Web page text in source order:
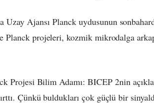
Uzay AjansıPlanck uydusunun
Planck projeleri, kozmik mikrodalga
Projesi Bilim Adamı:  BICEP2nin
Çünkü buldukları çok güçlü bir